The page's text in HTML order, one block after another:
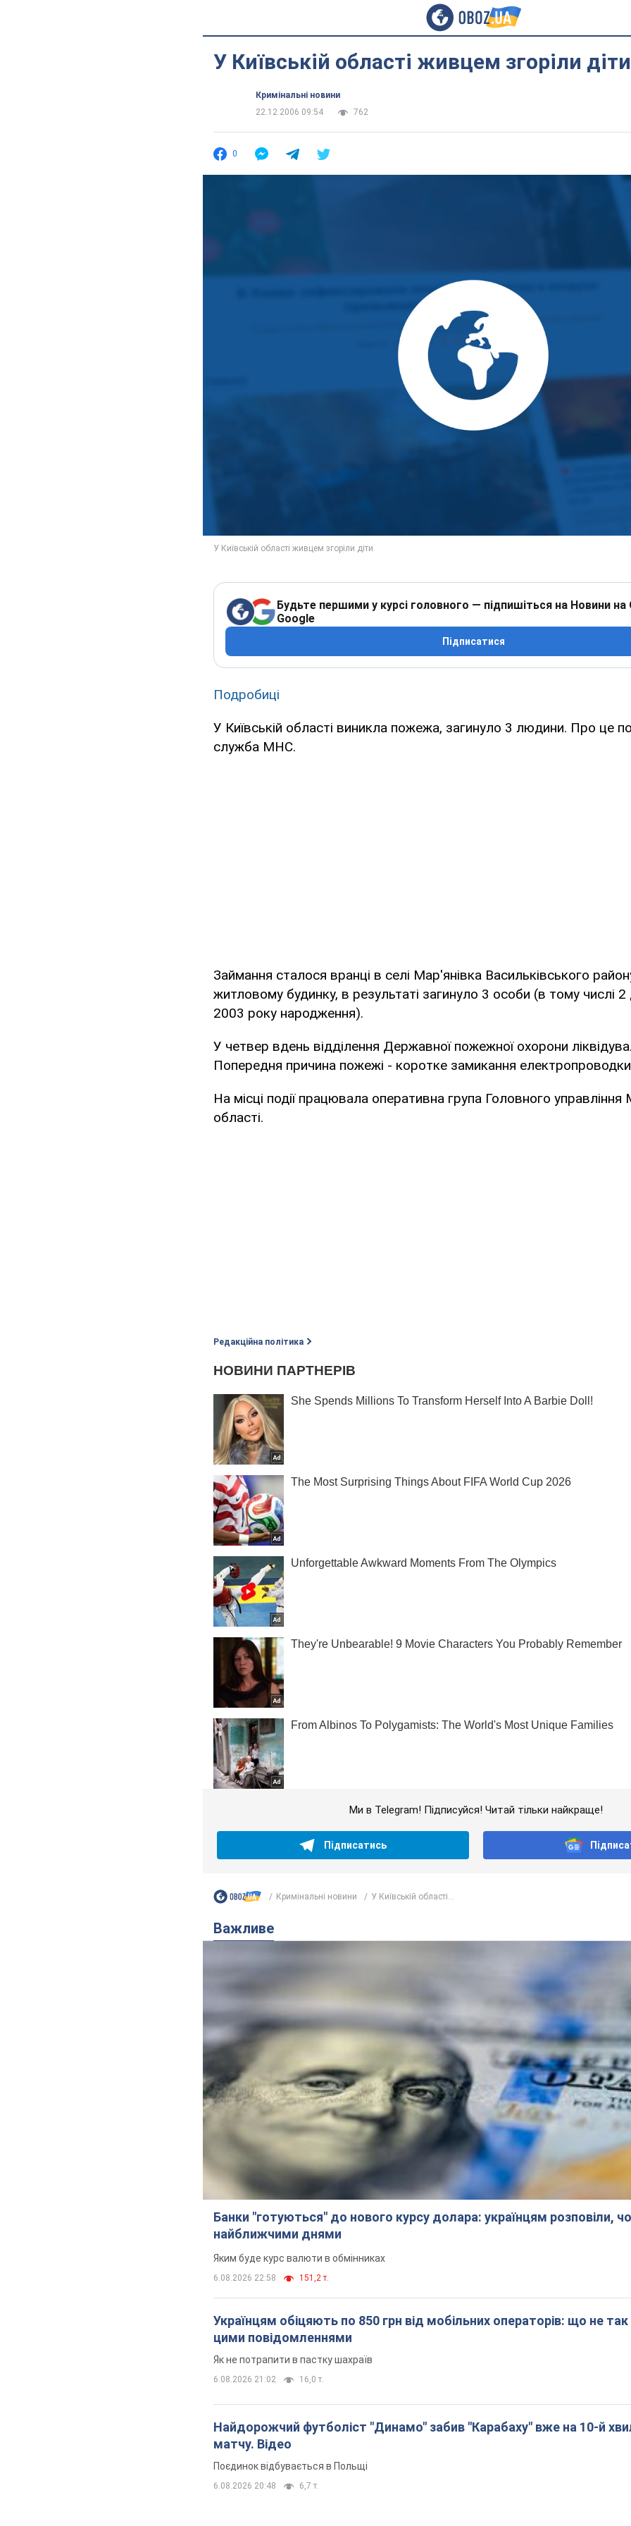
У Київській області живцем згоріли діти
Кримінальні новини
22.12.2006 09:54
762
0
Будьте першими у курсі головного — підпишіться на Новини на
Google
Підписатися
Подробиці
У Київській області виникла пожежа, загинуло 3 людини. Про це
служба МНС.
Займання сталося вранці в селі Мар'янівка Васильківського
житловому будинку, в результаті загинуло 3 особи (в тому числі
2003 року народження).
У четвер вдень відділення Державної пожежної охорони
Попередня причина пожежі - коротке замикання
На місці події працювала оперативна група Головного управління
області.
Редакційна політика
Ми в Telegram! Підписуйся! Читай тільки найкраще!
Підписатись
Кримінальні новини У Київській області...
Важливе
Банки "готуються" до нового курсу долара: українцям розповіли,
найближчими днями
Яким буде курс валюти в обмінниках
6.08.2026 22:58 151,2 т.
Українцям обіцяють по 850 грн від мобільних операторів: що не так
цими повідомленнями
Як не потрапити в пастку шахраїв
6.08.2026 21:02 16,0 т.
Найдорожчий футболіст "Динамо" забив "Карабаху" вже на 10-й
матчу. Відео
Поєдинок відбувається в Польщі
6.08.2026 20:48 6,7 т.